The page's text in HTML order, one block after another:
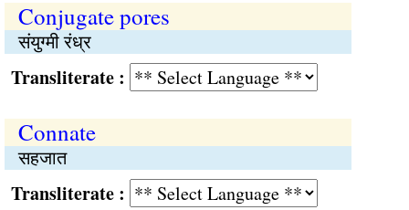
Conjugate pores
संयुग्मी रंध्र
:
Connate
सहजात
: